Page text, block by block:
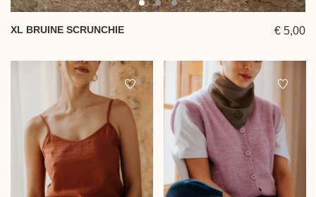
XL BRUINE SCRUNCHIE € 5,00